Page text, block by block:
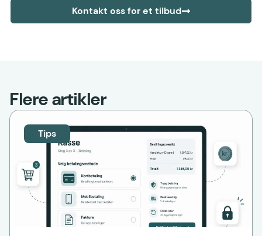
Kontakt oss for et tilbud
Flere artikler
Tips